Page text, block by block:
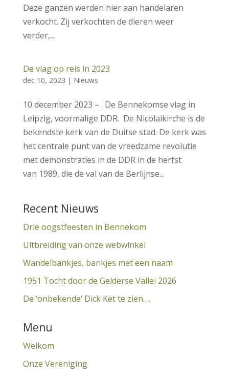
Deze ganzen werden hier aan handelaren
verkocht. Zij verkochten de dieren weer
verder,...
De vlag op reis in 2023
dec 10, 2023 | Nieuws
10 december 2023 – . De Bennekomse vlag in
Leipzig, voormalige DDR. De Nicolaikirche is de
bekendste kerk van de Duitse stad. De kerk was
het centrale punt van de vreedzame revolutie
met demonstraties in de DDR in de herfst
van 1989, die de val van de Berlijnse...
Recent Nieuws
Drie oogstfeesten in Bennekom
Uitbreiding van onze webwinkel
Wandelbankjes, bankjes met een naam
1951 Tocht door de Gelderse Vallei 2026
De ‘onbekende’ Dick Ket te zien….
Menu
Welkom
Onze Vereniging